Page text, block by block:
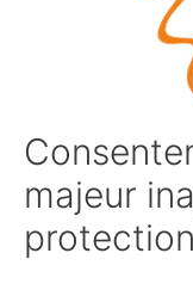
majeur
protection